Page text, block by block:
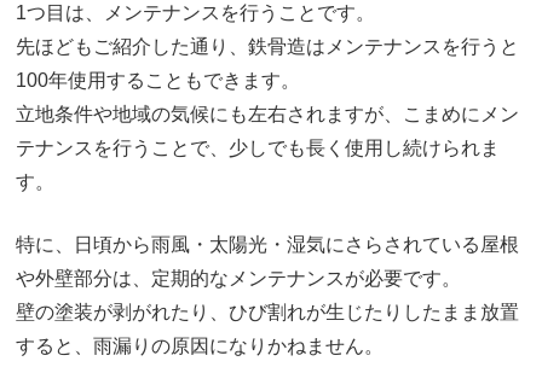
1つ目は、メンテナンスを行うことです。
先ほどもご紹介した通り、鉄骨造はメンテナンスを行うと
100年使用することもできます。
立地条件や地域の気候にも左右されますが、こまめにメン
テナンスを行うことで、少しでも長く使用し続けられま
す。
特に、日頃から雨風・太陽光・湿気にさらされている屋根
や外壁部分は、定期的なメンテナンスが必要です。
壁の塗装が剥がれたり、ひび割れが生じたりしたまま放置
すると、雨漏りの原因になりかねません。